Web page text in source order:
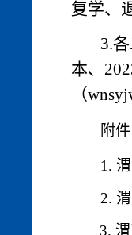
复学、
3.
本、
（
附
1.
2.
3.